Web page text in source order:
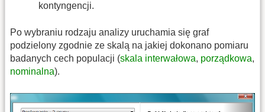
kontyngencji.
Po wybraniu rodzaju analizy uruchamia się graf
podzielony zgodnie ze skalą na jakiej dokonano pomiaru
badanych cech populacji (skala interwałowa, porządkowa,
nominalna).